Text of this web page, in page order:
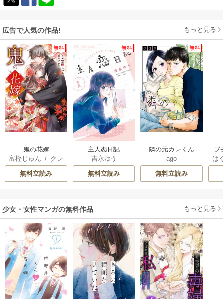
広告で人気の作品! もっと見る
無料
鬼の花嫁
富樫じゅん / クレ
ハ
無料立読み
無料
主人恋日記
吉永ゆう
無料立読み
無料
隣の元カレくん
ago
無料立読み
ブ
復
は
少女・女性マンガの無料作品 もっと見る